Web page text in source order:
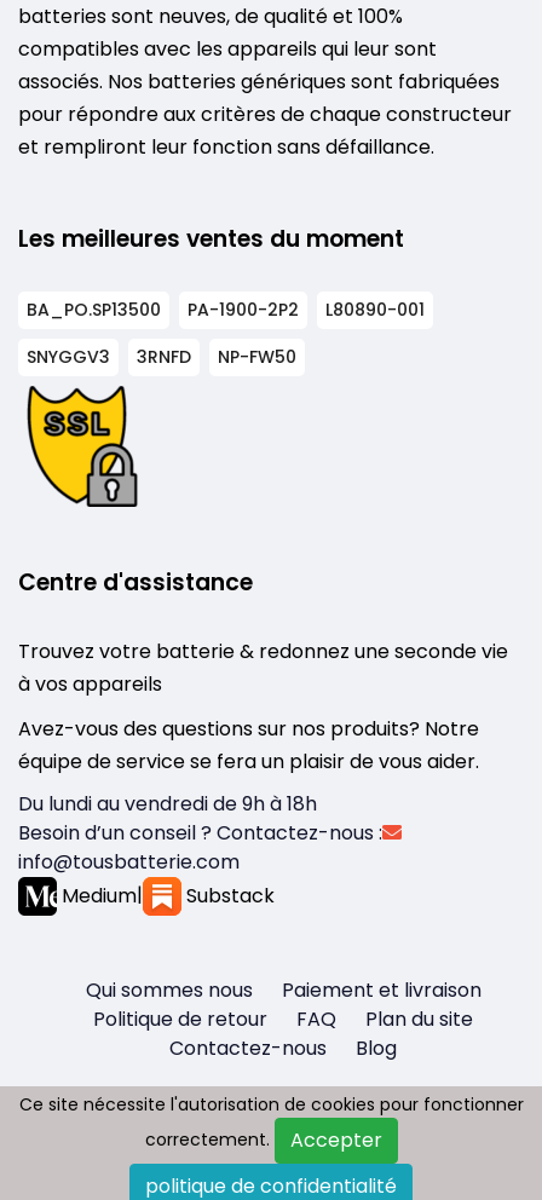
batteries sont neuves, de qualité et 100%
compatibles avec les appareils qui leur sont
associés. Nos batteries génériques sont fabriquées
pour répondre aux critères de chaque constructeur
et rempliront leur fonction sans défaillance.
Les meilleures ventes du moment
BA_PO.SP13500 PA-1900-2P2
L80890-001
SNYGGV3
3RNFD NP-FW50
Centre d'assistance
Trouvez votre batterie & redonnez une seconde vie
à vos appareils
Avez-vous des questions sur nos produits? Notre
équipe de service se fera un plaisir de vous aider.
Du lundi au vendredi de 9h à 18h
Besoin d’un conseil ? Contactez-nous :
info@tousbatterie.com
Medium| Substack
Qui sommes nous
Paiement et livraison
Politique de retour
FAQ
Plan du site
Contactez-nous
Blog
Copyright © 2026 - Tous droit réservés
Tousbatterie.com
Ce site nécessite l'autorisation de cookies pour fonctionner
correctement.
Accepter
politique de confidentialité
Ce site nécessite l'autorisation de cookies pour fonctionner
correctement.
Accepter
politique de confidentialité